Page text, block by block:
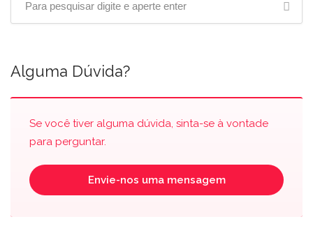
Alguma Dúvida?
Se você tiver alguma dúvida, sinta-se à vontade
para perguntar.
Envie-nos uma mensagem